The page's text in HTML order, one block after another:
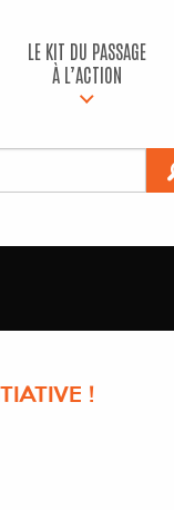
LE KIT DU PASSAGE
À L’ACTION
!